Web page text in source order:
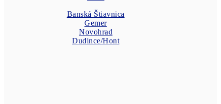
Banská Štiavnica
Gemer
Novohrad
Dudince/Hont